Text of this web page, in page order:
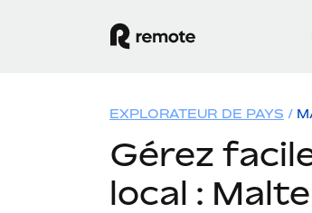
EXPLORATEUR DE PAYS
Gérez
local : Malte